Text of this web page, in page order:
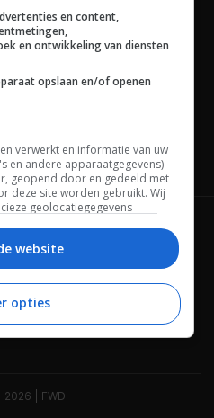
Privacybeleid
Contact
| FWD
en content,
en ontwikkeling van diensten
opslaan en/of openen
verwerkt en informatie van uw
en andere apparaatgegevens)
geopend door en gedeeld met
deze site worden gebruikt. Wij
geolocatiegegevens
uw persoonsgegevens
pagina of in het sitemenu naar
beheren of in te trekken via de
website
opties